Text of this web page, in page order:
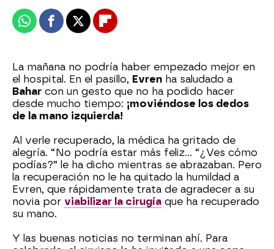
WhatsappFacebook
X Flipboard
La mañana no podría haber empezado mejor en
el hospital. En el pasillo, Evren ha saludado a
Bahar con un gesto que no ha podido hacer
desde mucho tiempo: ¡moviéndose los dedos
de la mano izquierda!
Al verle recuperado, la médica ha gritado de
alegría. “No podría estar más feliz... “¿Ves cómo
podías?” le ha dicho mientras se abrazaban. Pero
la recuperación no le ha quitado la humildad a
Evren, que rápidamente trata de agradecer a su
novia por viabilizar la cirugía que ha recuperado
su mano.
Y las buenas noticias no terminan ahí. Para